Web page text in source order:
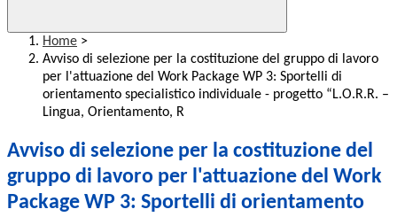
Home >
Avviso di selezione per la costituzione del gruppo di lavoro
per l'attuazione del Work Package WP 3: Sportelli di
orientamento specialistico individuale - progetto “L.O.R.R. –
Lingua, Orientamento, R
Avviso di selezione per la costituzione del
gruppo di lavoro per l'attuazione del Work
Package WP 3: Sportelli di orientamento